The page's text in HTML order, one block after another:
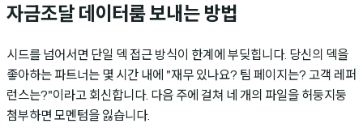
자금조달 데이터룸 보내는 방법
시드를 넘어서면 단일 덱 접근 방식이 한계에 부딪힙니다. 당신의 덱을
좋아하는 파트너는 몇 시간 내에 "재무 있나요? 팀 페이지는? 고객 레퍼
런스는?"이라고 회신합니다. 다음 주에 걸쳐 네 개의 파일을 허둥지둥
첨부하면 모멘텀을 잃습니다.